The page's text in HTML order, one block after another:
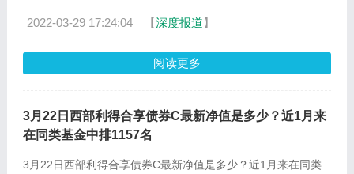
2022-03-29 17:24:04 【深度报道】
阅读更多
3月22日西部利得合享债券C最新净值是多少？近1月来
在同类基金中排1157名
3月22日西部利得合享债券C最新净值是多少？近1月来在同类